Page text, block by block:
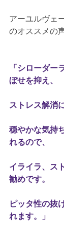
アーユルヴェ
のオススメの
「シローダー
ぼせを抑え、
ストレス解消
穏やかな気持
れるので、
イライラ、ス
勧めです。
ピッタ性の抜
れます。」